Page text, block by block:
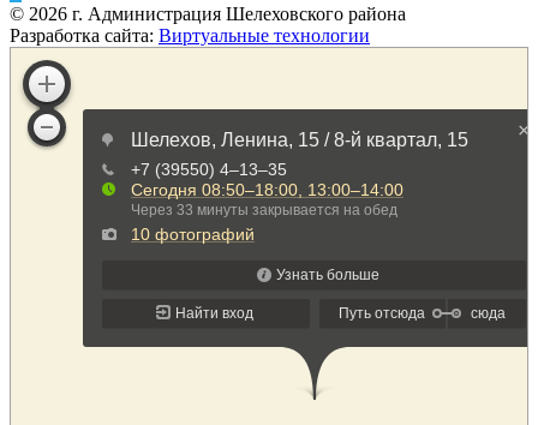
© 2026 г. Администрация Шелеховского района
Разработка сайта: Виртуальные технологии